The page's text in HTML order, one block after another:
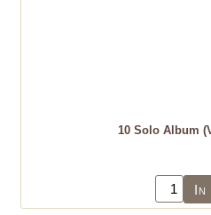
10 Solo Album
In